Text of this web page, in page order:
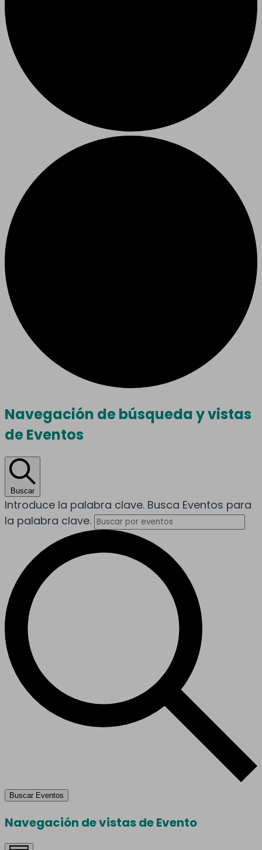
Eventos
Navegación de búsqueda y vistas
de Eventos
Buscar
Introduce la palabra clave. Busca Eventos para
la palabra clave.
Buscar Eventos
Navegación de vistas de Evento